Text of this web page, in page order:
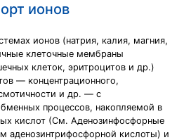
ионов
ионов (натрия, калия, магния,
клеточные мембраны
клеток, эритроцитов и др.)
— концентрационного,
и др. — с
процессов, накопляемой в
кислот (См. Аденозинфосфорные
аденозинтрифосфорной кислоты) и